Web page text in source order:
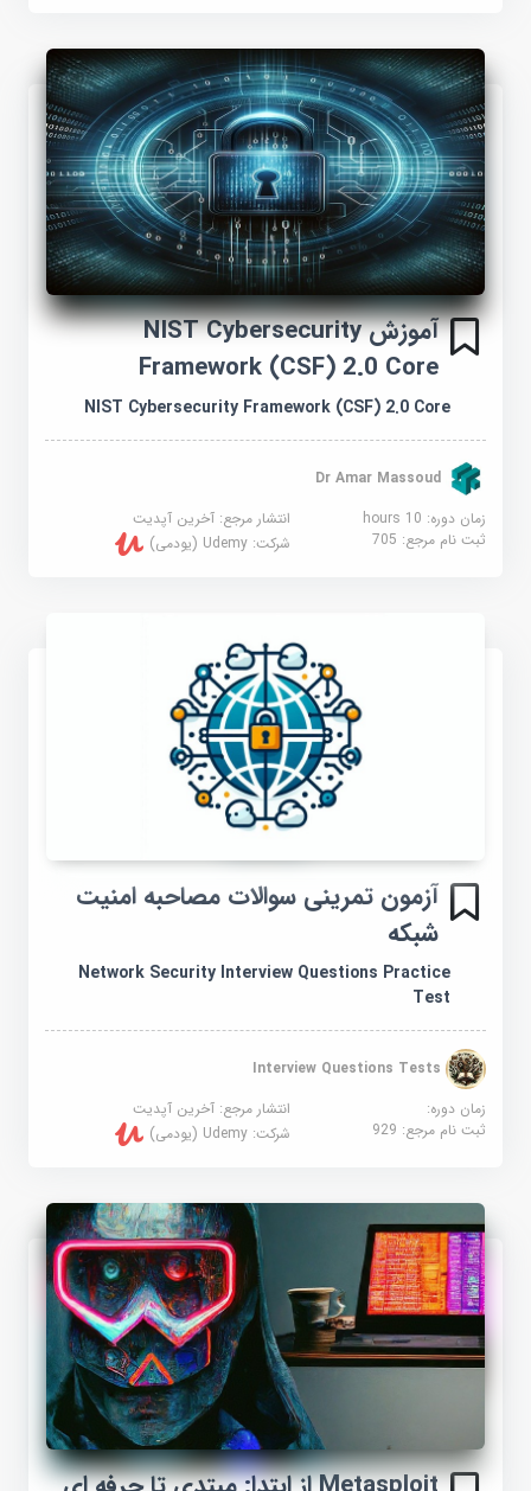
آموزش NIST Cybersecurity
Framework (CSF) 2.0 Core
NIST Cybersecurity Framework (CSF) 2.0 Core
Dr Amar Massoud
زمان دوره: 10 hours
انتشار مرجع:آخرین آپدیت
ثبت نام مرجع:705 شرکت:Udemy (یودمی)
آزمون تمرینی سوالات مصاحبه امنیت
شبکه
Network Security Interview Questions Practice
Test
Interview Questions Tests
زمان دوره:
انتشار مرجع:آخرین آپدیت
ثبت نام مرجع:929 شرکت:Udemy (یودمی)